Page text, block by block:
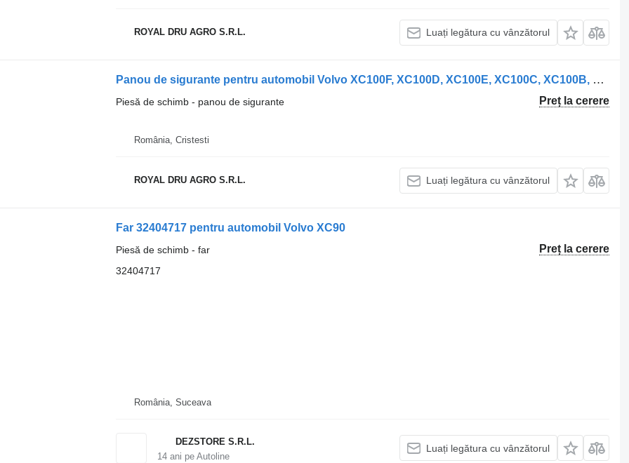
ROYAL DRU AGRO S.R.L. Luați legătura cu vânzătorul
Panou de sigurante pentru automobil Volvo XC100F, XC100D, XC100E, XC100C, XC100B, XC100A
Preț la cerere
Piesă de schimb - panou de sigurante
România, Cristesti
ROYAL DRU AGRO S.R.L. Luați legătura cu vânzătorul
Far 32404717 pentru automobil Volvo XC90
Preț la cerere
Piesă de schimb - far
32404717
România, Suceava
DEZSTORE S.R.L.
14ani pe Autoline
Luați legătura cu vânzătorul